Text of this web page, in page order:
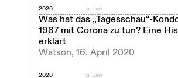
2020
Was hat das „Tagesschau“-
1987 mit Corona zu tun? Eine
erklärt
Watson, 16. April 2020
Link
2020 Link